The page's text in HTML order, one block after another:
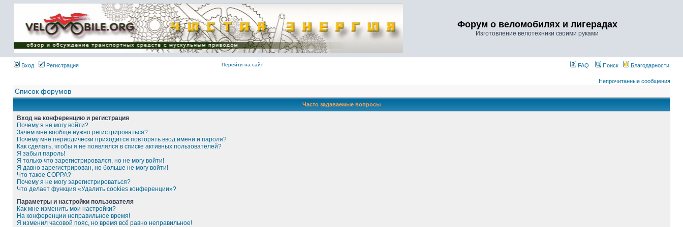
Имя пользователя:
Пароль:
{ LOG_ME_IN_SHORT
}
Форум о веломобилях и лигерадах
Изготовление велотехники своими руками
Вход Регистрация Перейти на сайт FAQ Поиск Благодарности
Непрочитанные сообщения
Список форумов
Часто задаваемые вопросы
Вход на конференцию и регистрация
Почему я не могу войти?
Зачем мне вообще нужно регистрироваться?
Почему мне периодически приходится повторять ввод имени и пароля?
Как сделать, чтобы я не появлялся в списке активных пользователей?
Я забыл пароль!
Я только что зарегистрировался, но не могу войти!
Я давно зарегистрирован, но больше не могу войти!
Что такое COPPA?
Почему я не могу зарегистрироваться?
Что делает функция «Удалить cookies конференции»?
Параметры и настройки пользователя
Как мне изменить мои настройки?
На конференции неправильное время!
Я изменил часовой пояс, но время всё равно неправильное!